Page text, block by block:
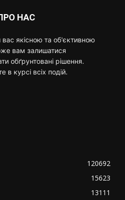
НАС
вас якісною та об'єктивною
вам залишатися
обґрунтовані рішення.
в курсі всіх подій.
120692
15623
13111